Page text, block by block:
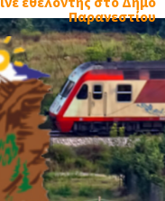
Παρανεστίου